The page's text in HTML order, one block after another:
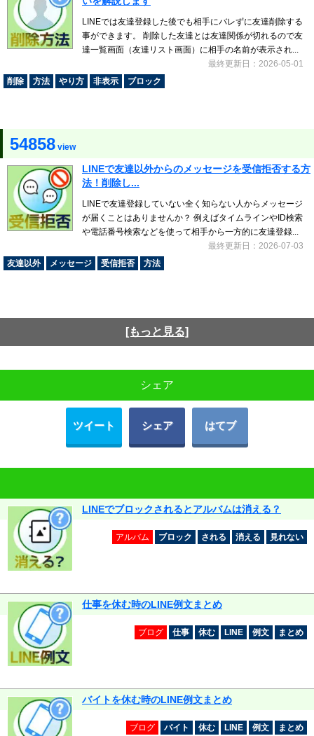
LINEでは友達登録した後でも相手にバレずに友達削除する
事ができます。 削除した友達とは友達関係が切れるので友
達一覧画面（友達リスト画面）に相手の名前が表示され...
最終更新日：2026-05-01
削除
方法 やり方 非表示 ブロック
54858 view
LINEで友達以外からのメッセージを受信拒否する方
法！削除し...
LINEで友達登録していない全く知らない人からメッセージ
が届くことはありませんか？ 例えばタイムラインやID検索
や電話番号検索などを使って相手から一方的に友達登録...
最終更新日：2026-07-03
友達以外
メッセージ 受信拒否 方法
[もっと見る]
シェア
ツイート シェア はてブ
LINEでブロックされるとアルバムは消える？
アルバム ブロック される 消える 見れない
仕事を休む時のLINE例文まとめ
ブログ 仕事 休む LINE 例文 まとめ
バイトを休む時のLINE例文まとめ
ブログ バイト 休む LINE 例文 まとめ